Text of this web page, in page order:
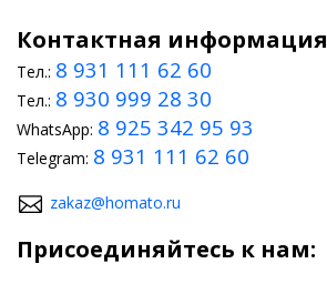
Контактная информация
Тел.: 8 931 111 62 60
Тел.: 8 930 999 28 30
WhatsApp: 8 925 342 95 93
Telegram: 8 931 111 62 60
zakaz@homato.ru
Присоединяйтесь к нам: